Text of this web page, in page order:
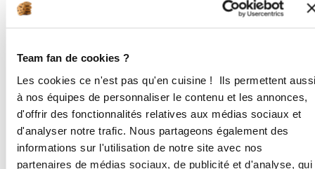
Team fan de cookies ?
Les cookies ce n'est pas qu'en cuisine ! Ils permettent aussi
à nos équipes de personnaliser le contenu et les annonces,
d'offrir des fonctionnalités relatives aux médias sociaux et
d'analyser notre trafic. Nous partageons également des
informations sur l'utilisation de notre site avec nos
partenaires de médias sociaux, de publicité et d'analyse, qui
2
Oter le fouet. Avec la spatule, racler
les parois pour mettre le blanc au
fond. Ajouter le sucre glace.
raclant les bords à mi-parcours. Le
glaçage est prêt.